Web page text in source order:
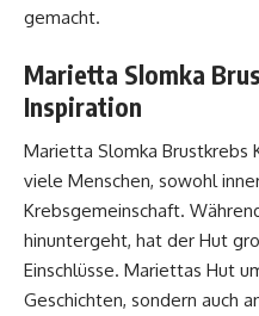
gemacht.
Marietta Slomka
Inspiration
Marietta Slomka Brustkrebs
viele Menschen, sowohl
Krebsgemeinschaft.
hinuntergeht, hat der Hut
Einschlüsse. Mariettas Hut
Geschichten, sondern auch